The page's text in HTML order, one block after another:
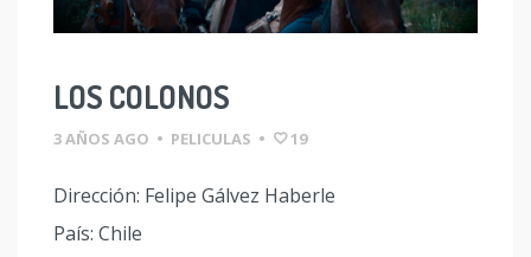
LOS COLONOS
3 AÑOS AGO • PELICULAS • 19
Dirección: Felipe Gálvez Haberle
País: Chile